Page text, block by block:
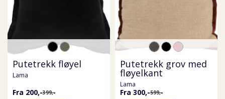
Putetrekk fløyel
Lama
Fra 200,-399,-
Putetrekk grov med
fløyelkant
Lama
Fra 300,-599,-